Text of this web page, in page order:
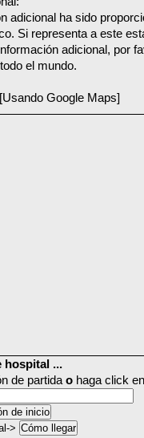
adicional ha sido
Si representa a este
adicional, por
el mundo.
Google Maps]
hospital ...
de partida o haga click
>